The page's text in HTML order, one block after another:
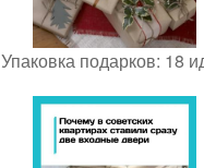
Упаковка подарков: 18